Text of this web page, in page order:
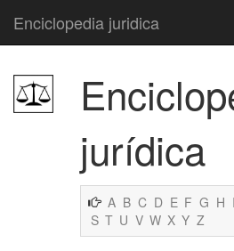
Enciclopedia juridica
jurídica
A B C D E F G H I
S T U V W X Y Z